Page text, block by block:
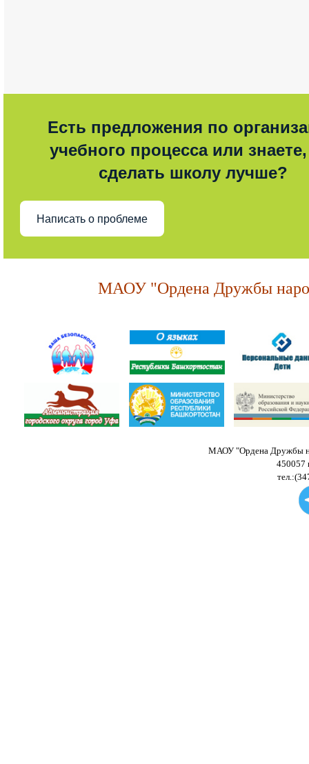
Есть предложения по
учебного процесса или знаете,
сделать школу лучше?
Написать о проблеме
МАОУ "Ордена Дружбы
МАОУ "Ордена Дружбы
450057